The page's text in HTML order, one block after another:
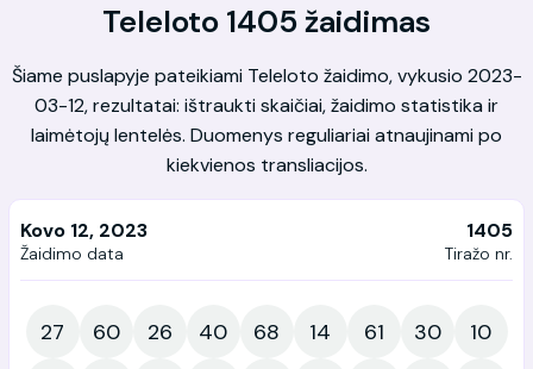
Teleloto 1405 žaidimas
Šiame puslapyje pateikiami Teleloto žaidimo, vykusio 2023-
03-12, rezultatai: ištraukti skaičiai, žaidimo statistika ir
laimėtojų lentelės. Duomenys reguliariai atnaujinami po
kiekvienos transliacijos.
Kovo 12, 2023
Žaidimo data
1405
Tiražo nr.
27 60 26 40 68 14 61 30
10